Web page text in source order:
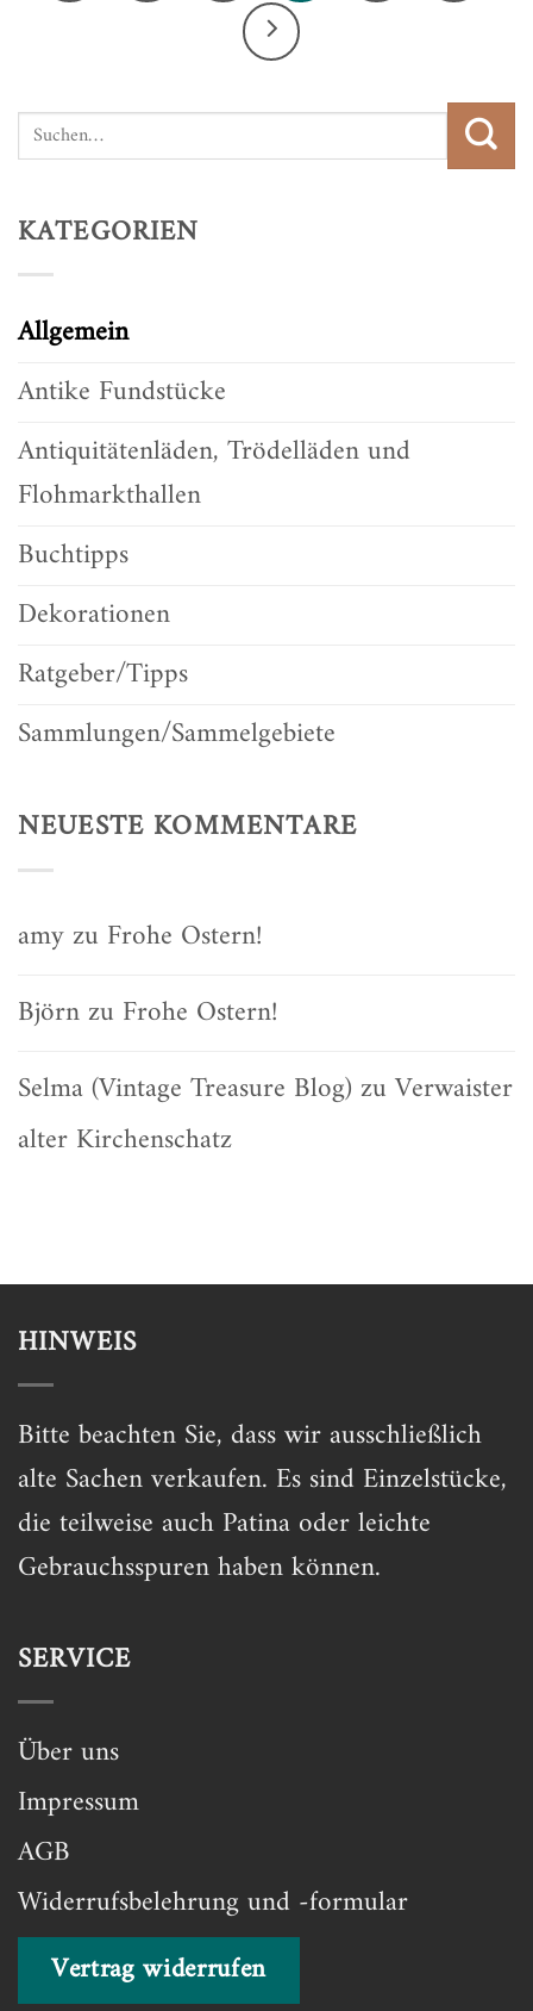
KATEGORIEN
Allgemein
Antike Fundstücke
Antiquitätenläden, Trödelläden und
Flohmarkthallen
Buchtipps
Dekorationen
Ratgeber/Tipps
Sammlungen/Sammelgebiete
NEUESTE KOMMENTARE
amyzu Frohe Ostern!
Björnzu Frohe Ostern!
Selma (Vintage Treasure Blog) zuVerwaister
alter Kirchenschatz
HINWEIS
Bitte beachten Sie, dass wir ausschließlich
alte Sachen verkaufen. Es sind Einzelstücke,
die teilweise auch Patina oder leichte
Gebrauchsspuren haben können.
SERVICE
Über uns
Impressum
AGB
Widerrufsbelehrung und -formular
Vertrag widerrufen